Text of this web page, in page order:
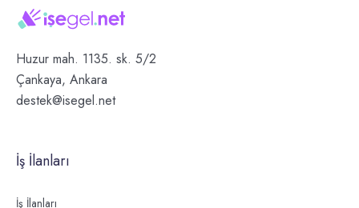
Huzur mah. 1135. sk. 5/2
Çankaya, Ankara
destek@isegel.net
İş İlanları
İş İlanları